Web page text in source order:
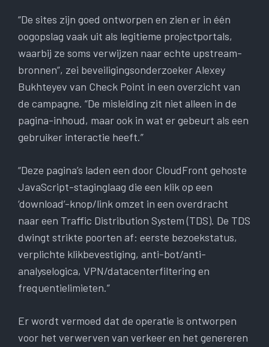
“De sites zijn goed ontworpen en zien er in één
oogopslag vaak uit als legitieme projectportals,
waarbij ze soms verwijzen naar echte upstream-
bronnen”, zei beveiligingsonderzoeker Alexey
Bukhteyev van Check Point in een overzicht van
de campagne. “De misleiding zit niet alleen in de
pagina-inhoud, maar ook in wat er gebeurt als een
gebruiker interactie heeft.”
“Deze pagina’s laden een door CloudFront gehoste
JavaScript-staginglaag die een klik op een
‘download’-knop/link omzet in een overdracht
naar een Traffic Distribution System (TDS). De TDS
dwingt strikte poorten af: eerste bezoekstatus,
verplichte klikbevestiging, anti-bot/anti-
analyselogica, VPN/datacenterfiltering en
frequentielimieten.”
Er wordt vermoed dat de operatie is ontworpen
voor het verwerven van verkeer en het genereren